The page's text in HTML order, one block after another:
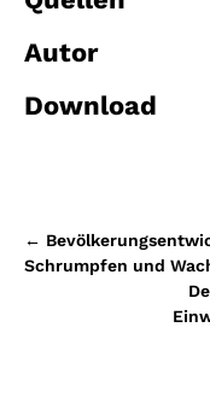
Autor
Download
←
Schrumpfen und